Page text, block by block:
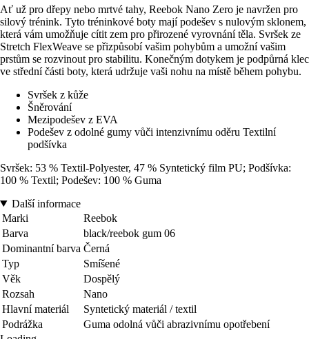
Ať už pro dřepy nebo mrtvé tahy, Reebok Nano Zero je navržen pro
silový trénink. Tyto tréninkové boty mají podešev s nulovým sklonem,
která vám umožňuje cítit zem pro přirozené vyrovnání těla. Svršek ze
Stretch FlexWeave se přizpůsobí vašim pohybům a umožní vašim
prstům se rozvinout pro stabilitu. Konečným dotykem je podpůrná klec
ve střední části boty, která udržuje vaši nohu na místě během pohybu.
Svršek z kůže
Šněrování
Mezipodešev z EVA
Podešev z odolné gumy vůči intenzivnímu oděru Textilní
podšívka
Svršek: 53 % Textil-Polyester, 47 % Syntetický film PU; Podšívka:
100 % Textil; Podešev: 100 % Guma
Další informace
Marki
Reebok
Barva
black/reebok gum 06
Dominantní barva Černá
Typ
Smíšené
Věk
Dospělý
Rozsah
Nano
Hlavní materiál
Syntetický materiál / textil
Podrážka
Guma odolná vůči abrazivnímu opotřebení